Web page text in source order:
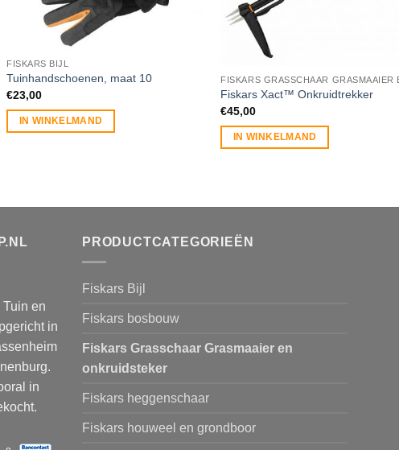
FISKARS BIJL
Tuinhandschoenen, maat 10
€23,00
IN WINKELMAND
Fiskars Xact™ Onkruidtrekker
€45,00
IN WINKELMAND
en
in
in
PRODUCTCATEGORIEËN
Fiskars Bijl
Fiskars bosbouw
Fiskars Grasschaar Grasmaaier en
onkruidsteker
Fiskars heggenschaar
Fiskars houweel en grondboor